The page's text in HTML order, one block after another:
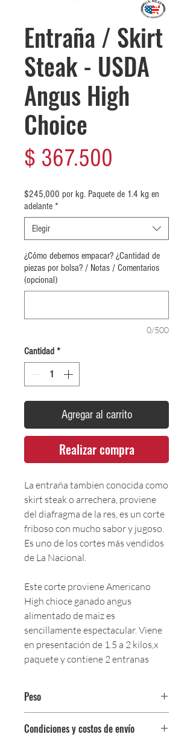
Entraña / Skirt
Steak - USDA
Angus High
Choice
$ 367.500
$245,000 por kg. Paquete de 1.4 kg en
adelante *
Elegir
¿Cómo debemos empacar? ¿Cantidad de
piezas por bolsa? / Notas / Comentarios
(opcional)
0/500
Cantidad *
Agregar al carrito
Realizar compra
La entraña tambien conocida como
skirt steak o arrechera, proviene
del diafragma de la res, es un corte
friboso con mucho sabor y jugoso.
Es uno de los cortes más vendidos
de La Nacional.
Este corte proviene Americano
High chioce ganado angus
alimentado de maiz es
sencillamente espectacular. Viene
en presentación de 1.5 a 2 kilos,x
paquete y contiene 2 entranas
Peso
Paquetes a partir de 1.5 kg.
Condiciones y costos de envío